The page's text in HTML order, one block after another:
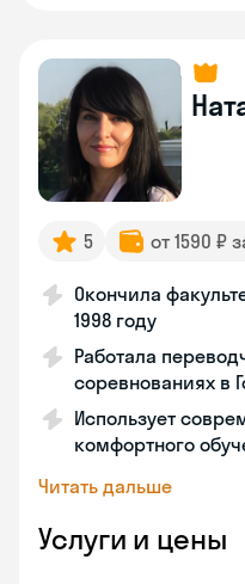
5 от 1590 ₽
Окончила
1998 году
Работала
соревнованиях в
Использует
комфортного
Читать дальше
Услуги и цены